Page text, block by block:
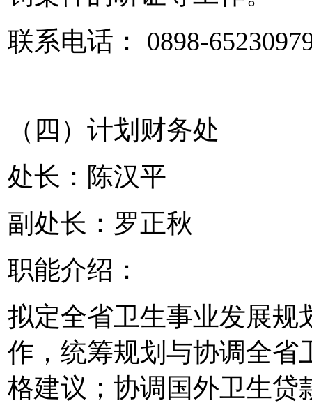
联系电话： 0898-
（四）计划财务处
处长：陈汉平
副处长：罗正秋
职能介绍：
拟定全省卫生事业发展规
作，统筹规划与协调全省
格建议；协调国外卫生贷